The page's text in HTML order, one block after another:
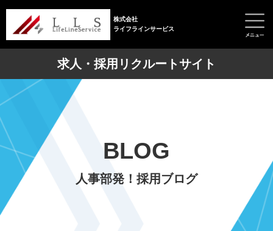
株式会社
ライフラインサービス
求人・採用リクルートサイト
BLOG
人事部発！採用ブログ